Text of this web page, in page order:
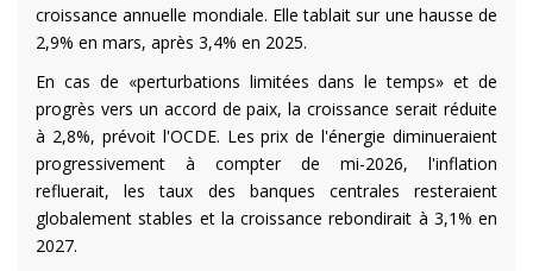
croissance annuelle mondiale. Elle tablait sur une hausse de
2,9% en mars, après 3,4% en 2025.
En cas de «perturbations limitées dans le temps» et de
progrès vers un accord de paix, la croissance serait réduite
à 2,8%, prévoit l'OCDE. Les prix de l'énergie diminueraient
progressivement à compter de mi-2026, l'inflation
refluerait, les taux des banques centrales resteraient
globalement stables et la croissance rebondirait à 3,1% en
2027.